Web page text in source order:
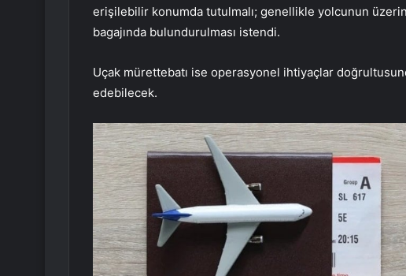
erişilebilir konumda tutulmalı; genellikle yolcunun
bagajında bulundurulması istendi.
Uçak mürettebatı ise operasyonel ihtiyaçlar
edebilecek.